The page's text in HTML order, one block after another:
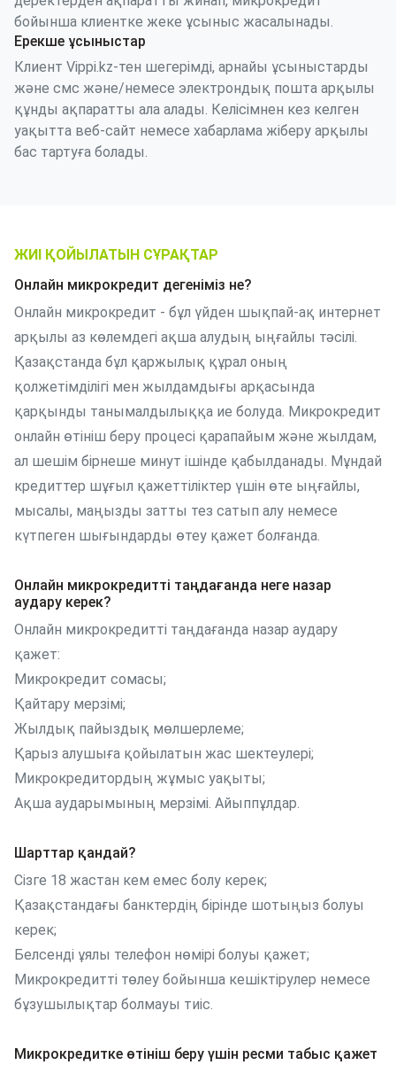
бойынша клиентке жеке ұсыныс жасалынады.
Ерекше ұсыныстар
Клиент Vippi.kz-тен шегерімді, арнайы ұсыныстарды
және смс және/немесе электрондық пошта арқылы
құнды ақпаратты ала алады. Келісімнен кез келген
уақытта веб-сайт немесе хабарлама жіберу арқылы
бас тартуға болады.
ЖИІ ҚОЙЫЛАТЫН СҰРАҚТАР
Онлайн микрокредит дегеніміз не?
Онлайн микрокредит - бұл үйден шықпай-ақ интернет
арқылы аз көлемдегі ақша алудың ыңғайлы тәсілі.
Қазақстанда бұл қаржылық құрал оның
қолжетімділігі мен жылдамдығы арқасында
қарқынды танымалдылыққа ие болуда. Микрокредит
онлайн өтініш беру процесі қарапайым және жылдам,
ал шешім бірнеше минут ішінде қабылданады. Мұндай
кредиттер шұғыл қажеттіліктер үшін өте ыңғайлы,
мысалы, маңызды затты тез сатып алу немесе
күтпеген шығындарды өтеу қажет болғанда.
Онлайн микрокредитті таңдағанда неге назар
аудару керек?
Онлайн микрокредитті таңдағанда назар аудару
қажет:
Микрокредит сомасы;
Қайтару мерзімі;
Жылдық пайыздық мөлшерлеме;
Қарыз алушыға қойылатын жас шектеулері;
Микрокредитордың жұмыс уақыты;
Ақша аударымының мерзімі. Айыппұлдар.
Шарттар қандай?
Сізге 18 жастан кем емес болу керек;
Қазақстандағы банктердің бірінде шотыңыз болуы
керек;
Белсенді ұялы телефон нөмірі болуы қажет;
Микрокредитті төлеу бойынша кешіктірулер немесе
бұзушылықтар болмауы тиіс.
Микрокредитке өтініш беру үшін ресми табыс қажет